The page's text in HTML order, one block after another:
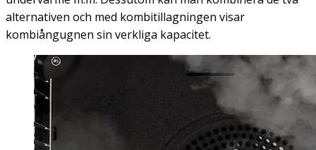
alternativen och med kombitillagningen visar
kombiångugnen sin verkliga kapacitet.